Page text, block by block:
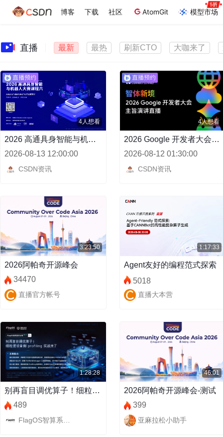
博客 下载 社区 AtomGit 模型市场
直播 最新 最热 刷新CTO 大咖来了
4人想看
2026 高通具身智能与机器人开发者大赛课程六：Arduino®️ VENTUNO™ Q开发板简介
2026-08-13 12:00:00
CSDN资讯
4人想看
2026 Google 开发者大会主旨演讲直播
2026-08-12 01:30:00
CSDN资讯
3:23:50
2026阿帕奇开源峰会
34470
直播官方帐号
1:17:33
Agent友好的编程范式探索
5018
直播大本营
1:28:28
别再盲目调优算子！细粒度设备侧 profiling 实战来了
489
46:01
2026阿帕奇开源峰会-测试
399
亚麻拉松小助手